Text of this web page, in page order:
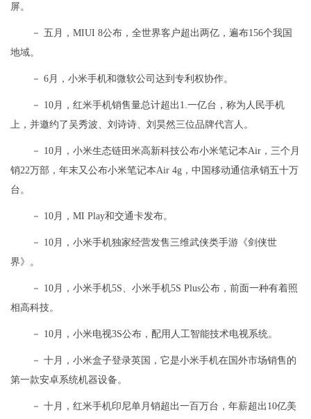
屏。
－ 五月，MIUI 8公布，全世界客户超出两亿，遍布156个我国
地域。
－ 6月，小米手机和微软公司达到专利权协作。
－ 10月，红米手机销售量总计超出1.一亿台，称为人民手机
上，并邀约了吴秀波、刘诗诗、刘昊然三位品牌代言人。
－ 10月，小米生态链田米高新科技公布小米笔记本Air，三个月
销22万部，年末又公布小米笔记本Air 4g，中国移动通信承销五十万
台。
－ 10月，MI Play和交通卡发布。
－ 10月，小米手机独家经营发售三维武侠类手游《剑侠世
界》。
－ 10月，小米手机5S、小米手机5S Plus公布，前面一种有着照
相高科技。
－ 10月，小米电视3S公布，配用人工智能技术电视系统。
－ 十月，小米盒子登录英国，它是小米手机在国外市场销售的
第一款安卓系统机器设备。
－ 十月，红米手机印尼单月销超出一百万台，年薪超出10亿美